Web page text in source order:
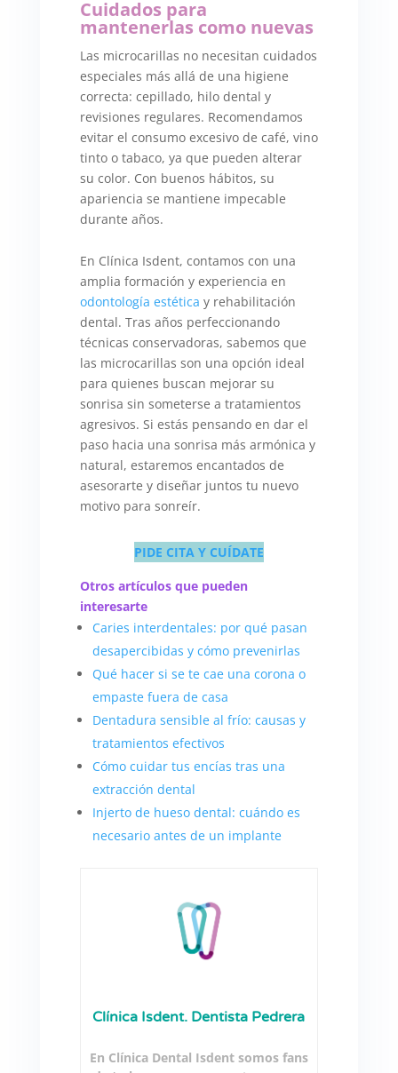
Cuidados para
mantenerlas como nuevas
Las microcarillas no necesitan cuidados
especiales más allá de una higiene
correcta: cepillado, hilo dental y
revisiones regulares. Recomendamos
evitar el consumo excesivo de café, vino
tinto o tabaco, ya que pueden alterar
su color. Con buenos hábitos, su
apariencia se mantiene impecable
durante años.
En Clínica Isdent, contamos con una
amplia formación y experiencia en
odontología estética y rehabilitación
dental. Tras años perfeccionando
técnicas conservadoras, sabemos que
las microcarillas son una opción ideal
para quienes buscan mejorar su
sonrisa sin someterse a tratamientos
agresivos. Si estás pensando en dar el
paso hacia una sonrisa más armónica y
natural, estaremos encantados de
asesorarte y diseñar juntos tu nuevo
motivo para sonreír.
PIDE CITA Y CUÍDATE
Otros artículos que pueden
interesarte
Caries interdentales: por qué pasan
desapercibidas y cómo prevenirlas
Qué hacer si se te cae una corona o
empaste fuera de casa
Dentadura sensible al frío: causas y
tratamientos efectivos
Cómo cuidar tus encías tras una
extracción dental
Injerto de hueso dental: cuándo es
necesario antes de un implante
Clínica Isdent. Dentista Pedrera
En Clínica Dental Isdent somos fans